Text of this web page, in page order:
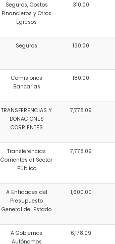
Seguros, Costos
Financieros y Otros
Egresos
310.00
Seguros 130.00
Comisiones
Bancarias
180.00
TRANSFERENCIAS Y
DONACIONES
CORRIENTES
7,778.09
Transferencias
Corrientes al Sector
Público
7,778.09
A Entidades del
Presupuesto
General del Estado
1,600.00
A Gobiernos
Autónomos
6,178.09